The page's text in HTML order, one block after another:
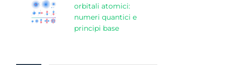
orbitali atomici:
numeri quantici e
principi base